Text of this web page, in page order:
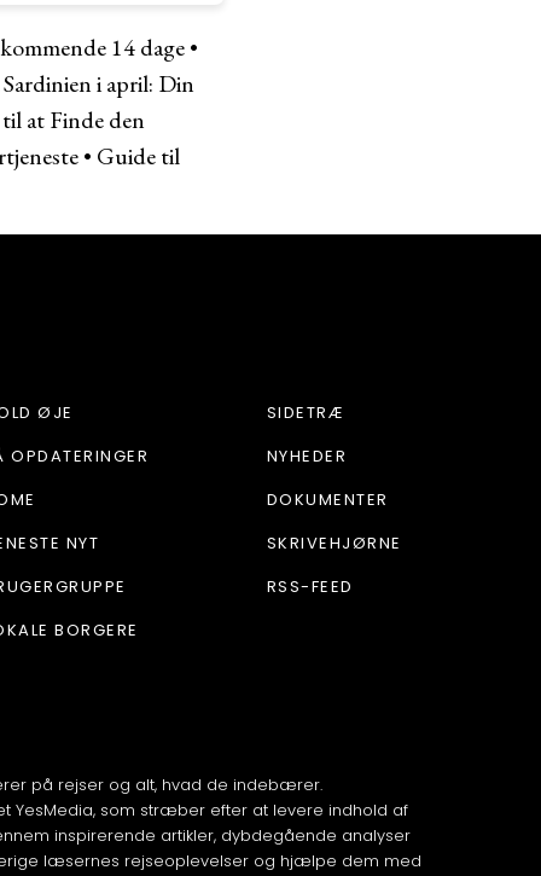
14 dage•
i april: Din
at Finde den
• Guide til
på rejser og alt, hvad de indebærer.
YesMedia, som stræber efter at levere indhold af
inspirerende artikler, dybdegående analyser
læsernes rejseoplevelser og hjælpe dem med
ØJE
OPDATERINGER
NYT
BORGERE
SIDETRÆ
NYHEDER
DOKUMENTER
SKRIVEHJØRNE
RSS-FEED